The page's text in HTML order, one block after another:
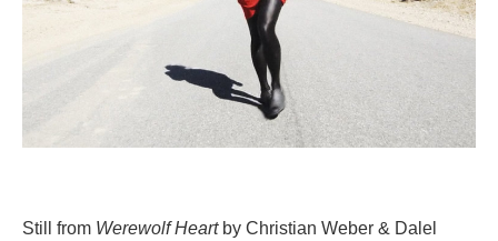
Still from Werewolf Heartby Christian Weber & Dalel